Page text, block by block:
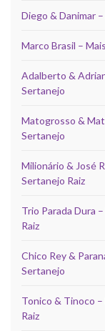
Diego & Danimar
Marco Brasil –
Adalberto &
Sertanejo
Matogrosso &
Sertanejo
Milionário & José
Sertanejo Raiz
Trio Parada Dura
Raiz
Chico Rey &
Sertanejo
Tonico & Tinoco –
Raiz